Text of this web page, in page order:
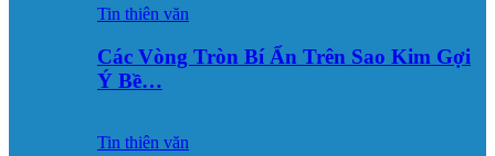
Tin thiên văn
Các Vòng Tròn Bí Ẩn Trên Sao Kim Gợi
Ý Bề…
Tin thiên văn